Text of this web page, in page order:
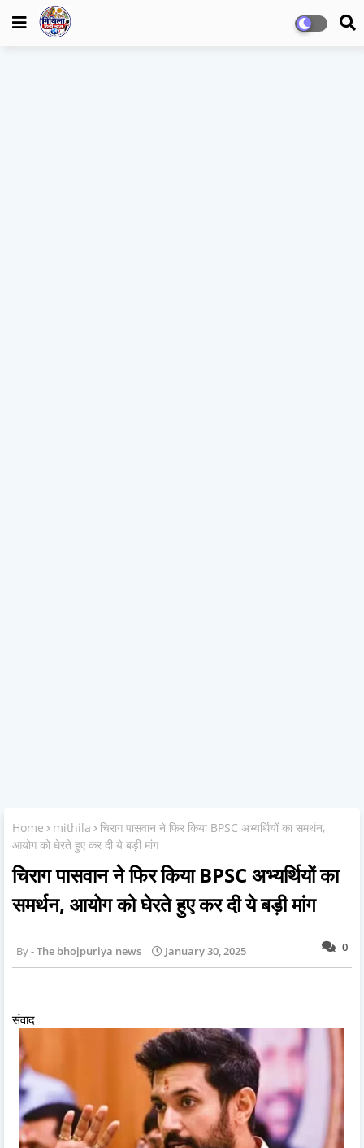
Home mithila
चिराग पासवान ने फिर किया BPSC अभ्यर्थियों का समर्थन,
आयोग को घेरते हुए कर दी ये बड़ी मांग
चिराग पासवान ने फिर किया BPSC अभ्यर्थियों का
समर्थन, आयोग को घेरते हुए कर दी ये बड़ी मांग
0
The bhojpuriya news January 30, 2025
संवाद